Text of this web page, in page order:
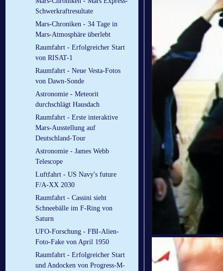
Schwerkraftresultate
Mars-Chroniken - 34 Tage in
Mars-Atmosphäre überlebt
Raumfahrt - Erfolgreicher Start
von RISAT-1
Raumfahrt - Neue Vesta-Fotos
von Dawn-Sonde
Astronomie - Meteorit
durchschlägt Hausdach
Raumfahrt - Erste interaktive
Mars-Ausstellung auf
Deutschland-Tour
Astronomie - James Webb
Telescope
Luftfahrt - US Navy's future
F/A-XX 2030
Raumfahrt - Cassini sieht
Schneebälle im F-Ring von
Saturn
UFO-Forschung - FBI-Alien-
Foto-Fake von April 1950
Raumfahrt - Erfolgreicher Start
und Andocken von Progress-M-